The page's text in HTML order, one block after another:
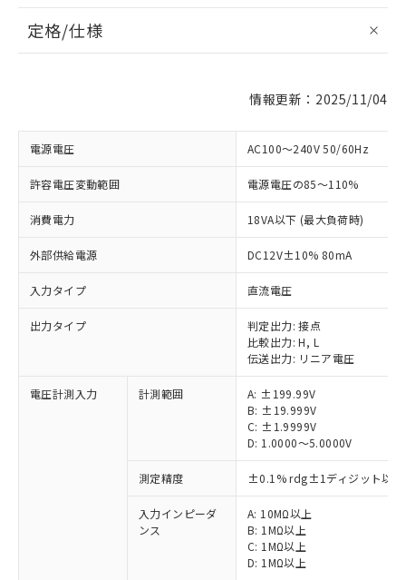
定格/仕様
情報更新：2025/11/04
電源電圧 AC100～240V 50/60Hz
許容電圧変動範囲 電源電圧の85～110%
消費電力 18VA以下 (最大負荷時)
外部供給電源 DC12V±10% 80mA
入力タイプ 直流電圧
出力タイプ
判定出力: 接点
比較出力: H, L
伝送出力: リニア電圧
電圧計測入力 計測範囲
A: ±199.99V
B: ±19.999V
C: ±1.9999V
D: 1.0000～5.0000V
測定精度 ±0.1% rdg±1ディジット以下
入力インピーダ
ンス
A: 10MΩ以上
B: 1MΩ以上
C: 1MΩ以上
D: 1MΩ以上